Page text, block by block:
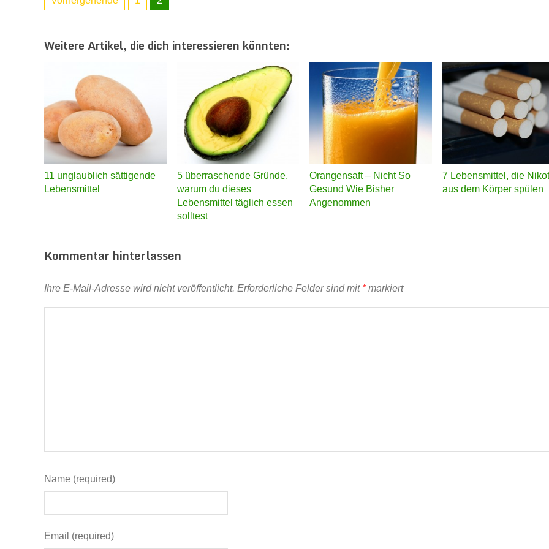
Weitere Artikel, die dich interessieren könnten:
11 unglaublich sättigende
Lebensmittel
5 überraschende Gründe,
warum du dieses
Lebensmittel täglich essen
solltest
Orangensaft – Nicht So
Gesund Wie Bisher
Angenommen
7 Lebensmittel, die
aus dem Körper spülen
Kommentar hinterlassen
Ihre E-Mail-Adresse wird nicht veröffentlicht. Erforderliche Felder sind mit *markiert
Name (required)
Email (required)